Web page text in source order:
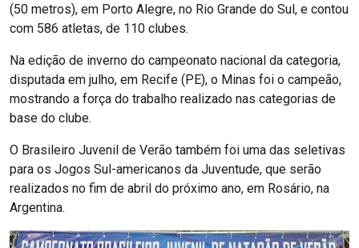
(50 metros), em Porto Alegre, no Rio Grande do Sul, e contou
com 586 atletas, de 110 clubes.
Na edição de inverno do campeonato nacional da categoria,
disputada em julho, em Recife (PE), o Minas foi o campeão,
mostrando a força do trabalho realizado nas categorias de
base do clube.
O Brasileiro Juvenil de Verão também foi uma das seletivas
para os Jogos Sul-americanos da Juventude, que serão
realizados no fim de abril do próximo ano, em Rosário, na
Argentina.